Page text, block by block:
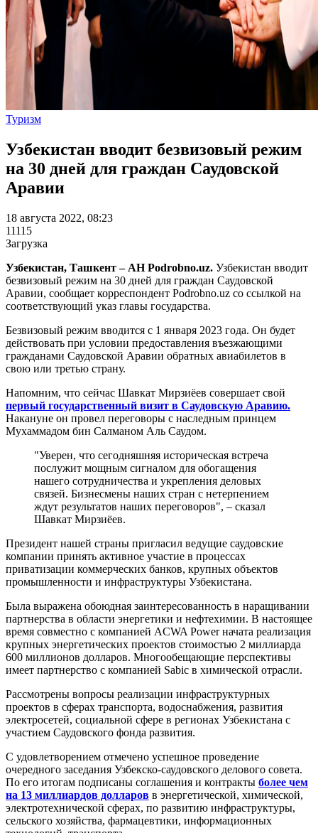
Туризм
Узбекистан вводит безвизовый режим
на 30 дней для граждан Саудовской
Аравии
18 августа 2022, 08:23
11115
Загрузка
Узбекистан, Ташкент – АН Podrobno.uz. Узбекистан вводит
безвизовый режим на 30 дней для граждан Саудовской
Аравии, сообщает корреспондент Podrobno.uz со ссылкой на
соответствующий указ главы государства.
Безвизовый режим вводится с 1 января 2023 года. Он будет
действовать при условии предоставления въезжающими
гражданами Саудовской Аравии обратных авиабилетов в
свою или третью страну.
Напомним, что сейчас Шавкат Мирзиёев совершает свой
первый государственный визит в Саудовскую Аравию.
Накануне он провел переговоры с наследным принцем
Мухаммадом бин Салманом Аль Саудом.
"Уверен, что сегодняшняя историческая встреча
послужит мощным сигналом для обогащения
нашего сотрудничества и укрепления деловых
связей. Бизнесмены наших стран с нетерпением
ждут результатов наших переговоров", – сказал
Шавкат Мирзиёев.
Президент нашей страны пригласил ведущие саудовские
компании принять активное участие в процессах
приватизации коммерческих банков, крупных объектов
промышленности и инфраструктуры Узбекистана.
Была выражена обоюдная заинтересованность в наращивании
партнерства в области энергетики и нефтехимии. В настоящее
время совместно с компанией ACWA Power начата реализация
крупных энергетических проектов стоимостью 2 миллиарда
600 миллионов долларов. Многообещающие перспективы
имеет партнерство с компанией Sabic в химической отрасли.
Рассмотрены вопросы реализации инфраструктурных
проектов в сферах транспорта, водоснабжения, развития
электросетей, социальной сфере в регионах Узбекистана с
участием Саудовского фонда развития.
С удовлетворением отмечено успешное проведение
очередного заседания Узбекско-саудовского делового совета.
По его итогам подписаны соглашения и контракты более чем
на 13 миллиардов долларов в энергетической, химической,
электротехнической сферах, по развитию инфраструктуры,
сельского хозяйства, фармацевтики, информационных